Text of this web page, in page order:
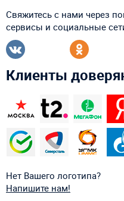
Свяжитесь с нами через
сервисы и социальные
Клиенты
Нет Вашего логотипа?
Напишите нам!